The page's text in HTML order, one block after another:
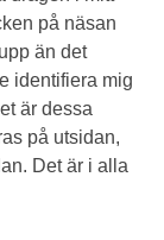
på näsan
än det
identifiera mig
är dessa
på utsidan,
Det är i alla